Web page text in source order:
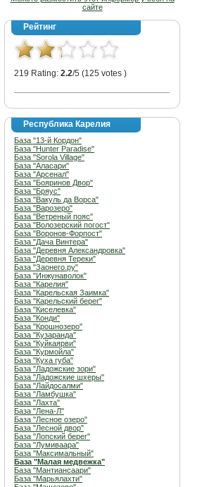
сайте
Рейтинг
219 Rating: 2.2/5 (125 votes )
Республика Карелия
База "13-й Кордон"
База "Hunter Paradise"
База "Sorola Village"
База "Аласари"
База "Арсенал"
База "Бояринов Двор"
База "Бряус"
База "Вакуль да Ворса"
База "Варозеро"
База "Ветреный пояс"
База "Волозерский погост"
База "Воронов-Форпост"
База "Дача Винтера"
База "Деревня Александровка"
База "Деревня Тереки"
База "Заонего.ру"
База "Инжунаволок"
База "Карелия"
База "Карельская Заимка"
База "Карельский берег"
База "Киселевка"
База "Конди"
База "Крошнозеро"
База "Кузаранда"
База "Куйкаярви"
База "Курмойла"
База "Куха губа"
База "Ладожские зори"
База "Ладожские шхеры"
База "Лайдосалми"
База "Ламбушка"
База "Лахта"
База "Лена-Л"
База "Лесное озеро"
База "Лесной двор"
База "Лопский берег"
База "Лумиваара"
База "Максимальный"
База "Малая медвежка"
База "Мантиансаари"
База "Марьялахти"